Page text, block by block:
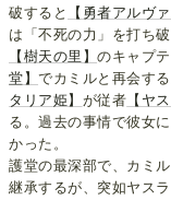
破すると
【勇者アルヴァ
は「不死の力」を打ち
【樹天の里】のキャプテ
堂】でカミルと再会す
タリア姫】 が従者 【ヤ
る。過去の事情で彼女
かった。
護堂の最深部で、カミ
継承するが、突如ヤス